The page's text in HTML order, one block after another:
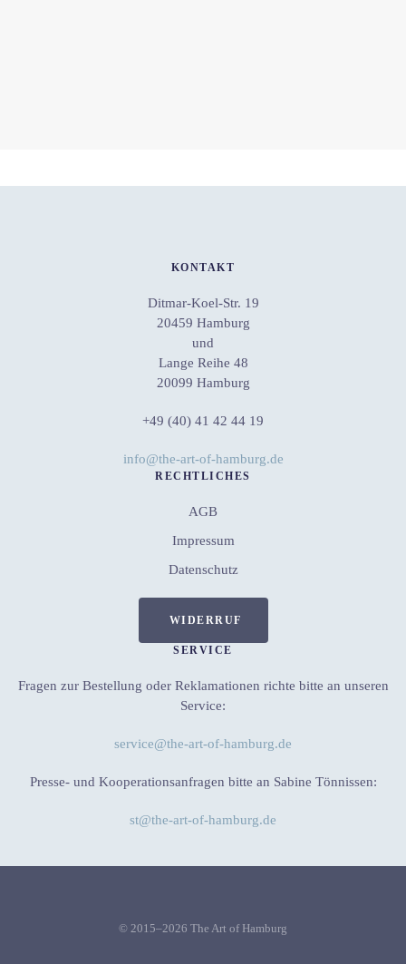
KONTAKT
Ditmar-Koel-Str. 19
20459 Hamburg
und
Lange Reihe 48
20099 Hamburg
+49 (40) 41 42 44 19
info@the-art-of-hamburg.de
RECHTLICHES
AGB
Impressum
Datenschutz
WIDERRUF
SERVICE
Fragen zur Bestellung oder Reklamationen richte bitte an unseren
Service:
service@the-art-of-hamburg.de
Presse- und Kooperationsanfragen bitte an Sabine Tönnissen:
st@the-art-of-hamburg.de
© 2015–2026 The Art of Hamburg